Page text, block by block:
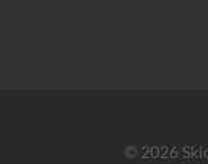
© 2026